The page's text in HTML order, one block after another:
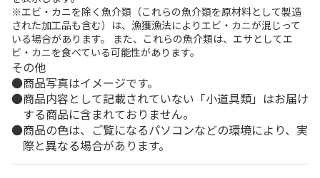
※エビ・カニを除く魚介類（これらの魚介類を原材料として製造
された加工品も含む）は、漁獲漁法によりエビ・カニが混じって
いる場合があります。 また、これらの魚介類は、エサとしてエ
ビ・カニを食べている可能性があります。
その他
商品写真はイメージです。
商品内容として記載されていない「小道具類」はお届け
する商品に含まれておりません。
商品の色は、ご覧になるパソコンなどの環境により、実
際と異なる場合があります。